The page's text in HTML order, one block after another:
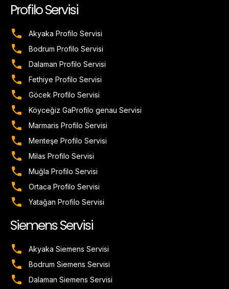
Profilo Servisi
Akyaka Profilo Servisi
Bodrum Profilo Servisi
Dalaman Profilo Servisi
Fethiye Profilo Servisi
Göcek Profilo Servisi
Köyceğiz GaProfilo genau Servisi
Marmaris Profilo Servisi
Menteşe Profilo Servisi
Milas Profilo Servisi
Muğla Profilo Servisi
Ortaca Profilo Servisi
Yatağan Profilo Servisi
Siemens Servisi
Akyaka Siemens Servisi
Bodrum Siemens Servisi
Dalaman Siemens Servisi